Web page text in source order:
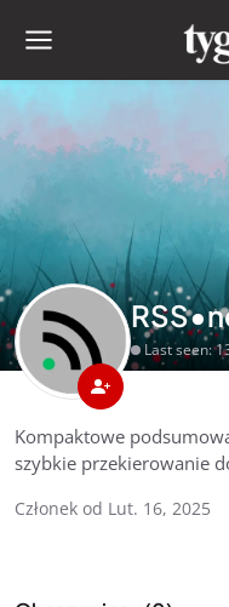
Last seen:
Kompaktowe
szybkie przekierowanie
Członek od Lut. 16, 2025